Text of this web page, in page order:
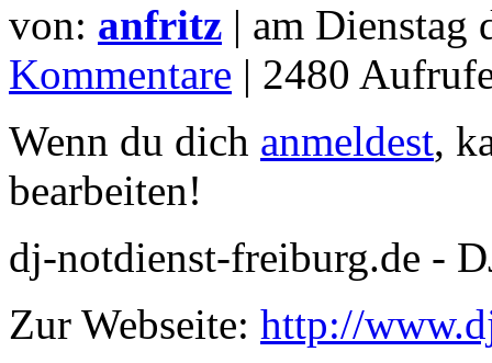
von: anfritz | am Dienstag
Kommentare | 2480
Wenn du dich anmeldest,
bearbeiten!
dj-notdienst-freiburg.de -
Zur Webseite: http://